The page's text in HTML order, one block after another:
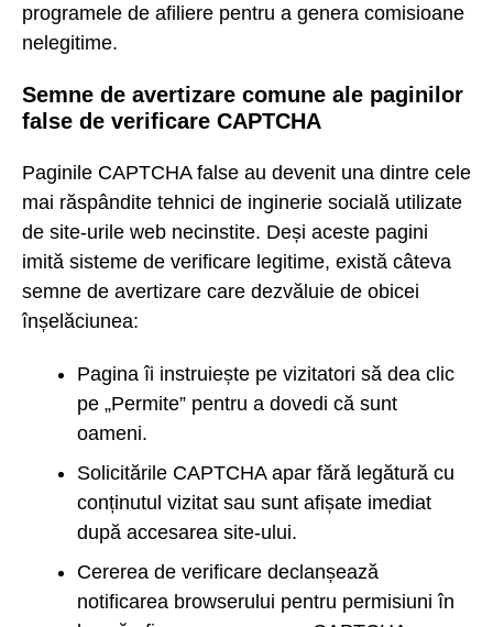
programele de afiliere pentru a genera comisioane
nelegitime.
Semne de avertizare comune ale paginilor
false de verificare CAPTCHA
Paginile CAPTCHA false au devenit una dintre cele
mai răspândite tehnici de inginerie socială utilizate
de site-urile web necinstite. Deși aceste pagini
imită sisteme de verificare legitime, există câteva
semne de avertizare care dezvăluie de obicei
înșelăciunea:
Pagina îi instruiește pe vizitatori să dea clic
pe „Permite” pentru a dovedi că sunt
oameni.
Solicitările CAPTCHA apar fără legătură cu
conținutul vizitat sau sunt afișate imediat
după accesarea site-ului.
Cererea de verificare declanșează
notificarea browserului pentru permisiuni în